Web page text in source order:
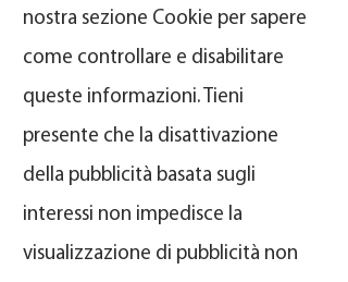
nostra sezione Cookie per sapere
come controllare e disabilitare
queste informazioni. Tieni
presente che la disattivazione
della pubblicità basata sugli
interessi non impedisce la
visualizzazione di pubblicità non